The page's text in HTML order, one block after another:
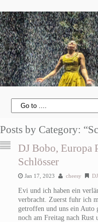
Posts by Category:
DJ Bobo, Europa
Schlösser
Jan 17, 2023 cheesy
Evi und ich haben ein
verbracht. Zuerst fuhr ich
getroffen und uns ein Auto
noch am Freitag nach Rust